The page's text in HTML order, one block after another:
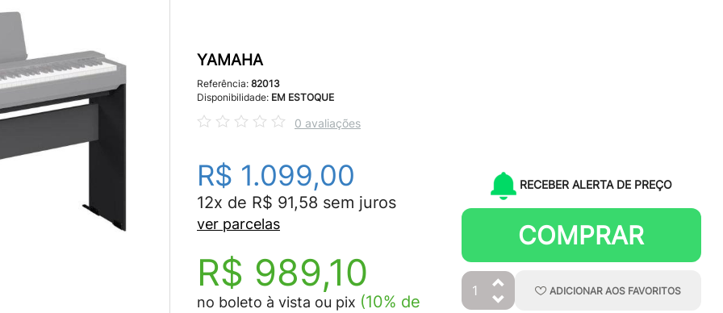
YAMAHA
Referência: 82013
Disponibilidade: EM ESTOQUE
0 avaliações
R$ 1.099,00
12x de R$ 91,58 sem juros
ver parcelas
R$ 989,10
no boleto à vista ou pix (10% de
RECEBER ALERTA DE PREÇO
COMPRAR
ADICIONAR AOSFAVORITOS